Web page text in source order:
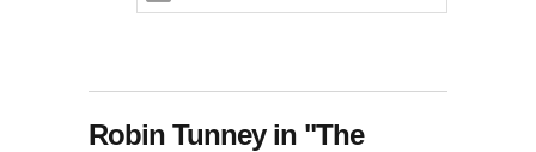
Robin Tunney in "The